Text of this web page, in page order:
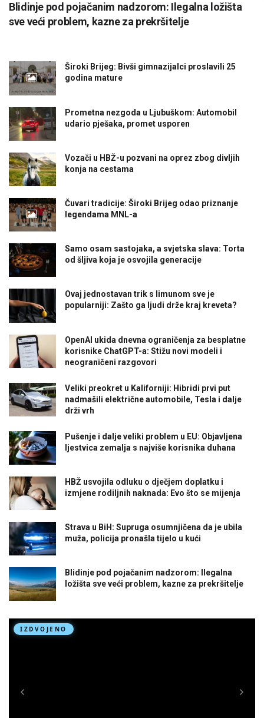
Blidinje pod pojačanim nadzorom: Ilegalna ložišta
sve veći problem, kazne za prekršitelje
Široki Brijeg: Bivši gimnazijalci proslavili 25
godina mature
Prometna nezgoda u Ljubuškom: Automobil
udario pješaka, promet usporen
Vozači u HBŽ-u pozvani na oprez zbog divljih
konja na cestama
Čuvari tradicije: Široki Brijeg odao priznanje
legendama MNL-a
Samo osam sastojaka, a svjetska slava: Torta
od šljiva koja je osvojila generacije
Ovaj jednostavan trik s limunom sve je
popularniji: Zašto ga ljudi drže kraj kreveta?
OpenAI ukida dnevna ograničenja za besplatne
korisnike ChatGPT-a: Stižu novi modeli i
neograničeni razgovori
Veliki preokret u Kaliforniji: Hibridi prvi put
nadmašili električne automobile, Tesla i dalje
drži vrh
Pušenje i dalje veliki problem u EU: Objavljena
ljestvica zemalja s najviše korisnika duhana
HBŽ usvojila odluku o dječjem doplatku i
izmjene rodiljnih naknada: Evo što se mijenja
Strava u BiH: Supruga osumnjičena da je ubila
muža, policija pronašla tijelo u kući
Blidinje pod pojačanim nadzorom: Ilegalna
ložišta sve veći problem, kazne za prekršitelje